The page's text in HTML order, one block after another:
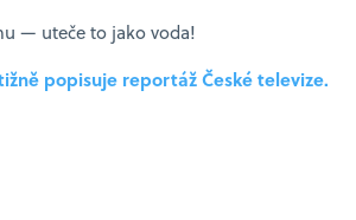
— uteče to jako voda!
popisuje reportáž České televize.